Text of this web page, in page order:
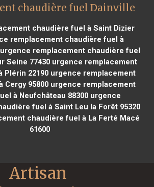
chaudière fuel Dainville
chaudière fuel à Saint Dizier
remplacement chaudière fuel à
remplacement chaudière fuel
Seine 77430 urgence remplacement
Plérin 22190 urgence remplacement
Cergy 95800urgence remplacement
à Neufchâteau 88300 urgence
fuel à Saint Leu la Forêt 95320
chaudière fuel à La Ferté Macé
61600
Artisan